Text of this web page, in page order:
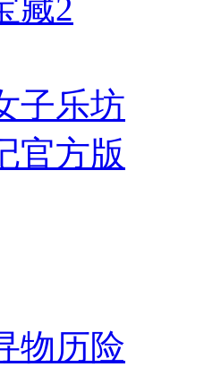
藏2
子乐坊
官方版
物历险